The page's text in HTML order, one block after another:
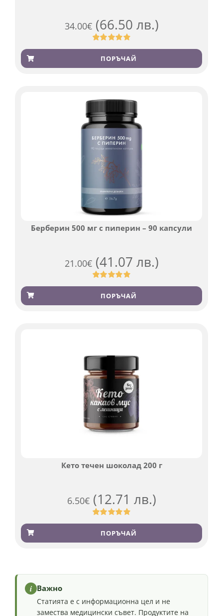
34.00€ (66.50 лв.)
Оценен
4.83 от 5,
базирано
923
ПОРЪЧАЙ
Берберин 500 мг с пиперин – 90 капсули
21.00€ (41.07 лв.)
Оценен
4.84 от 5,
базирано
369
ПОРЪЧАЙ
Кето течен шоколад 200 г
6.50€ (12.71 лв.)
Оценен
4.91 от 5,
базирано на
501
ПОРЪЧАЙ
i Важно
Статията е с информационна цел и не
замества медицински съвет. Продуктите на